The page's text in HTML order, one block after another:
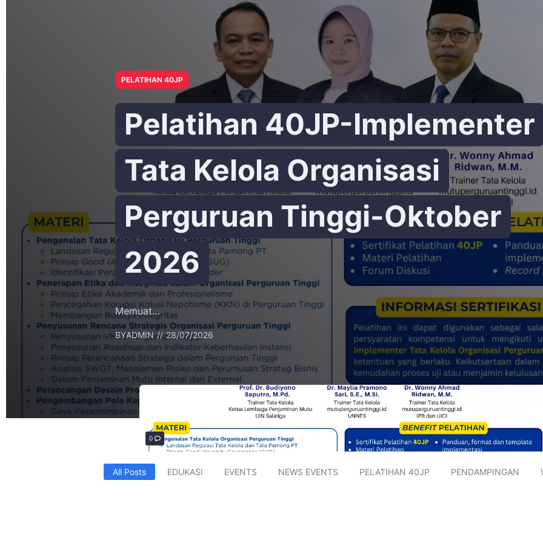
PELATIHAN 40JP
Pelatihan 40JP-Implementer
Tata Kelola Organisasi
Perguruan Tinggi-Oktober
2026
Memuat…
BYADMIN 28/07/2026
0
All Posts EDUKASI EVENTS NEWS EVENTS PELATIHAN 40JP PENDAMPINGAN